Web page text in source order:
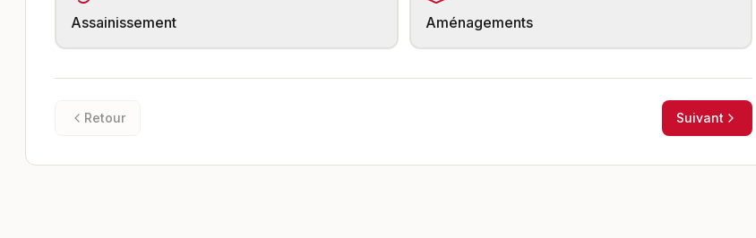
Assainissement Aménagements
Retour Suivant